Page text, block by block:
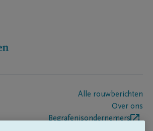
Alle rouwberichten
Over ons
Begrafenisondernemers